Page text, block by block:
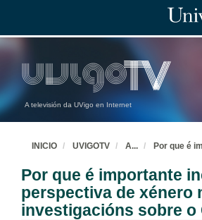
A televisión da UVigo en Internet
INICIO UVIGOTV A... Por que é
Por que é importante
perspectiva de xénero
investigacións sobre o